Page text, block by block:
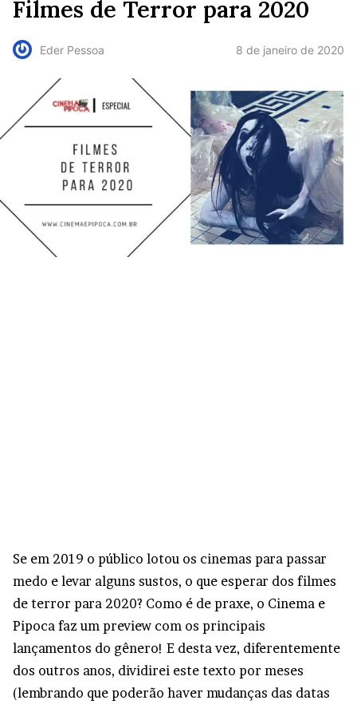
Filmes de Terror para 2020
Eder Pessoa 8 de janeiro de 2020
Se em 2019 o público lotou os cinemas para passar
medo e levar alguns sustos, o que esperar dos filmes
de terror para 2020? Como é de praxe, o Cinema e
Pipoca faz um preview com os principais
lançamentos do gênero! E desta vez, diferentemente
dos outros anos, dividirei este texto por meses
(lembrando que poderão haver mudanças das datas